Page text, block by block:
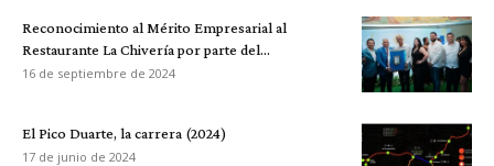
Reconocimiento al Mérito Empresarial al
Restaurante La Chivería por parte del...
16 de septiembre de 2024
El Pico Duarte, la carrera (2024)
17 de junio de 2024